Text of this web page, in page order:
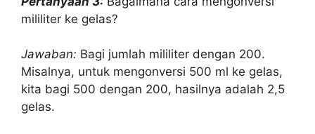
mililiter ke gelas?
Jawaban: Bagi jumlah mililiter dengan 200.
Misalnya, untuk mengonversi 500 ml ke gelas,
kita bagi 500 dengan 200, hasilnya adalah 2,5
gelas.